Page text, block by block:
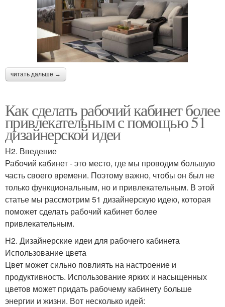
читать дальше →
Как сделать рабочий кабинет более
привлекательным с помощью 51
дизайнерской идеи
H2. Введение
Рабочий кабинет - это место, где мы проводим большую
часть своего времени. Поэтому важно, чтобы он был не
только функциональным, но и привлекательным. В этой
статье мы рассмотрим 51 дизайнерскую идею, которая
поможет сделать рабочий кабинет более
привлекательным.
H2. Дизайнерские идеи для рабочего кабинета
Использование цвета
Цвет может сильно повлиять на настроение и
продуктивность. Использование ярких и насыщенных
цветов может придать рабочему кабинету больше
энергии и жизни. Вот несколько идей: